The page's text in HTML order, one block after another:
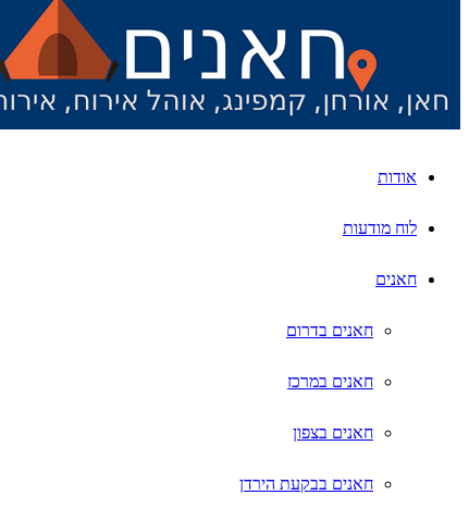
אודות
לוח מודעות
חאנים
חאנים בדרום
חאנים במרכז
חאנים בצפון
חאנים בבקעת הירדן